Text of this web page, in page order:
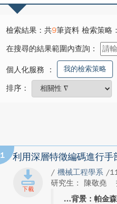
檢索結果：共9筆資料 檢索策略：
在搜尋的結果範圍內查詢：
個人化服務 ： 我的檢索策略
排序：
1 利用深層特徵編碼進行手
/ 機械工程學系 /
研究生： 陳敬堯
背景：帕金